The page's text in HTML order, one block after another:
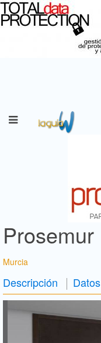
Prosemur
Murcia
Descripción Datos